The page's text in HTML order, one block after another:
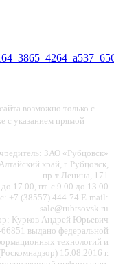
возможно только с
с указанием прямой
ЗАО «Рубцовск»
край, г. Рубцовск,
пр-т Ленина, 171
17.00, пт. с 9.00 до 13.00
+7 (38557) 444-74 E-mail:
sale@rubtsovsk.ru
Курков Андрей Юрьевич
выдано федеральной
технологий и
15.08.2016 г.